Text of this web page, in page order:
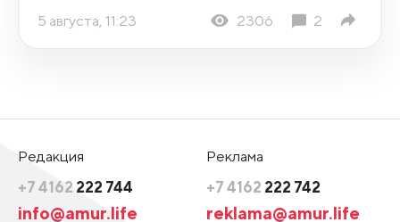
5 августа, 11:23 2306 2
Редакция
+7 4162 222 744
info@amur.life
Реклама
+7 4162 222 742
reklama@amur.life